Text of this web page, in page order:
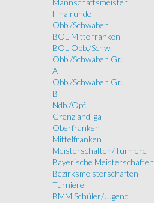
Mannschaftsmeister
Finalrunde
Obb./Schwaben
BOL Mittelfranken
BOL Obb./Schw.
Obb./Schwaben Gr.
A
Obb./Schwaben Gr.
B
Ndb./Opf.
Grenzlandliga
Oberfranken
Mittelfranken
Meisterschaften/Turniere
Bayerische Meisterschaften
Bezirksmeisterschaften
Turniere
BMM Schüler/Jugend